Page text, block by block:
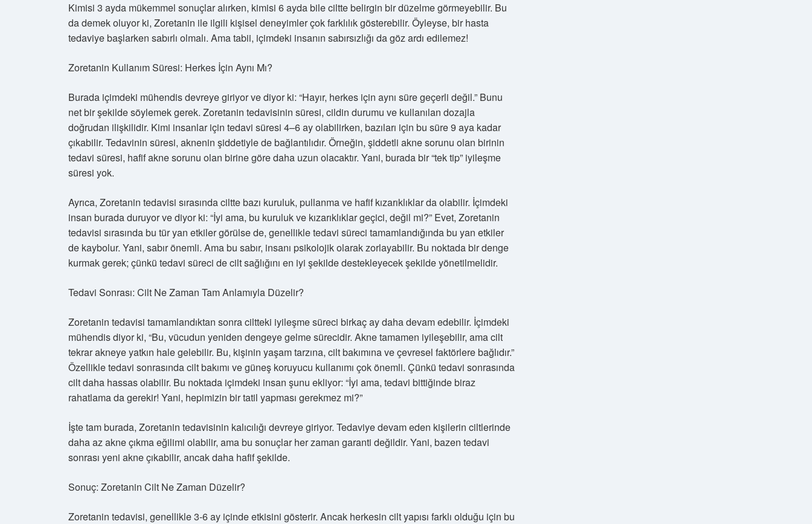
Kimisi 3 ayda mükemmel sonuçlar alırken, kimisi 6 ayda bile ciltte belirgin bir düzelme görmeyebilir. Bu
da demek oluyor ki, Zoretanin ile ilgili kişisel deneyimler çok farklılık gösterebilir. Öyleyse, bir hasta
tedaviye başlarken sabırlı olmalı. Ama tabii, içimdeki insanın sabırsızlığı da göz ardı edilemez!
Zoretanin Kullanım Süresi: Herkes İçin Aynı Mı?
Burada içimdeki mühendis devreye giriyor ve diyor ki: “Hayır, herkes için aynı süre geçerli değil.” Bunu
net bir şekilde söylemek gerek. Zoretanin tedavisinin süresi, cildin durumu ve kullanılan dozajla
doğrudan ilişkilidir. Kimi insanlar için tedavi süresi 4–6 ay olabilirken, bazıları için bu süre 9 aya kadar
çıkabilir. Tedavinin süresi, aknenin şiddetiyle de bağlantılıdır. Örneğin, şiddetli akne sorunu olan birinin
tedavi süresi, hafif akne sorunu olan birine göre daha uzun olacaktır. Yani, burada bir “tek tip” iyileşme
süresi yok.
Ayrıca, Zoretanin tedavisi sırasında ciltte bazı kuruluk, pullanma ve hafif kızarıklıklar da olabilir. İçimdeki
insan burada duruyor ve diyor ki: “İyi ama, bu kuruluk ve kızarıklıklar geçici, değil mi?” Evet, Zoretanin
tedavisi sırasında bu tür yan etkiler görülse de, genellikle tedavi süreci tamamlandığında bu yan etkiler
de kaybolur. Yani, sabır önemli. Ama bu sabır, insanı psikolojik olarak zorlayabilir. Bu noktada bir denge
kurmak gerek; çünkü tedavi süreci de cilt sağlığını en iyi şekilde destekleyecek şekilde yönetilmelidir.
Tedavi Sonrası: Cilt Ne Zaman Tam Anlamıyla Düzelir?
Zoretanin tedavisi tamamlandıktan sonra ciltteki iyileşme süreci birkaç ay daha devam edebilir. İçimdeki
mühendis diyor ki, “Bu, vücudun yeniden dengeye gelme sürecidir. Akne tamamen iyileşebilir, ama cilt
tekrar akneye yatkın hale gelebilir. Bu, kişinin yaşam tarzına, cilt bakımına ve çevresel faktörlere bağlıdır.”
Özellikle tedavi sonrasında cilt bakımı ve güneş koruyucu kullanımı çok önemli. Çünkü tedavi sonrasında
cilt daha hassas olabilir. Bu noktada içimdeki insan şunu ekliyor: “İyi ama, tedavi bittiğinde biraz
rahatlama da gerekir! Yani, hepimizin bir tatil yapması gerekmez mi?”
İşte tam burada, Zoretanin tedavisinin kalıcılığı devreye giriyor. Tedaviye devam eden kişilerin ciltlerinde
daha az akne çıkma eğilimi olabilir, ama bu sonuçlar her zaman garanti değildir. Yani, bazen tedavi
sonrası yeni akne çıkabilir, ancak daha hafif şekilde.
Sonuç: Zoretanin Cilt Ne Zaman Düzelir?
Zoretanin tedavisi, genellikle 3-6 ay içinde etkisini gösterir. Ancak herkesin cilt yapısı farklı olduğu için bu